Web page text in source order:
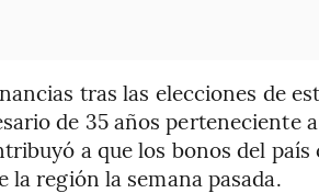
tras las elecciones de
de 35 años perteneciente
a que los bonos del
la región la semana pasada.